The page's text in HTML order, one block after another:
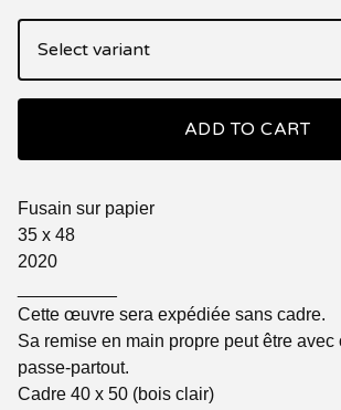
ADD TO CART
Fusain sur papier
35 x 48
2020
Cette œuvre sera expédiée sans cadre.
Sa remise en main propre peut être avec
passe-partout.
Cadre 40 x 50 (bois clair)